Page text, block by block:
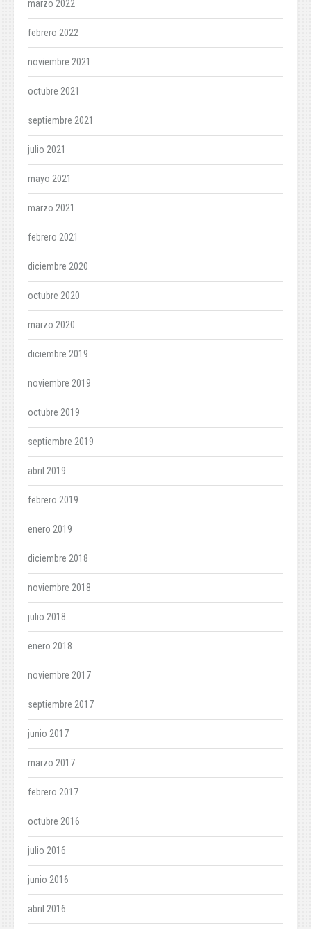
marzo 2022
febrero 2022
noviembre 2021
octubre 2021
septiembre 2021
julio 2021
mayo 2021
marzo 2021
febrero 2021
diciembre 2020
octubre 2020
marzo 2020
diciembre 2019
noviembre 2019
octubre 2019
septiembre 2019
abril 2019
febrero 2019
enero 2019
diciembre 2018
noviembre 2018
julio 2018
enero 2018
noviembre 2017
septiembre 2017
junio 2017
marzo 2017
febrero 2017
octubre 2016
julio 2016
junio 2016
abril 2016